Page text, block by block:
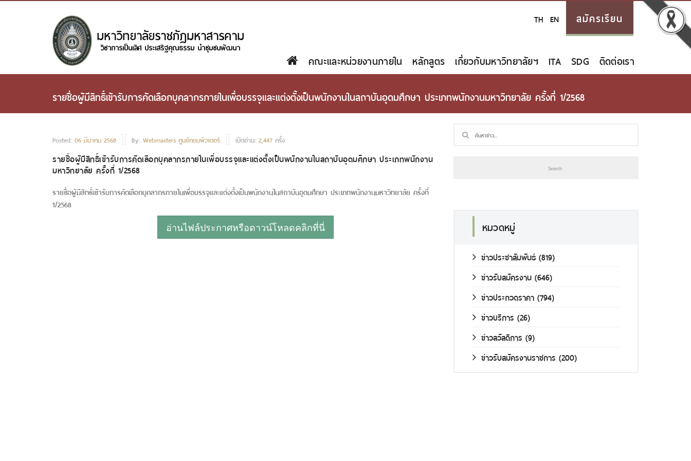
TH EN สมัครเรียน
คณะและหน่วยงานภายใน หลักสูตร เกี่ยวกับมหาวิทยาลัยฯ ITA SDG ติดต่อเรา
รายชื่อผู้มีสิทธิ์เข้ารับการคัดเลือกบุคลากรภายในเพื่อบรรจุและแต่งตั้งเป็นพนักงานในสถาบันอุดมศึกษา ประเภทพนักงานมหาวิทยาลัย ครั้งที่ 1/2568
Posted: 06 มีนาคม 2568 By: Webmasters ศูนย์คอมพิวเตอร์ เปิดอ่าน: 2,447 ครั้ง
รายชื่อผู้มีสิทธิ์เข้ารับการคัดเลือกบุคลากรภายในเพื่อบรรจุและแต่งตั้งเป็นพนักงานในสถาบันอุดมศึกษา ประเภทพนักงาน
มหาวิทยาลัย ครั้งที่ 1/2568
รายชื่อผู้มีสิทธิ์เข้ารับการคัดเลือกบุคลากรภายในเพื่อบรรจุและแต่งตั้งเป็นพนักงานในสถาบันอุดมศึกษา ประเภทพนักงานมหาวิทยาลัย ครั้งที่
1/2568
อ่านไฟล์ประกาศหรือดาวน์โหลดคลิกที่นี่ หมวดหมู่
ข่าวประชาสัมพันธ์ (819)
ข่าวรับสมัครงาน (646)
ข่าวประกวดราคา (794)
ข่าวบริการ (26)
ข่าวสวัสดิการ (9)
ข่าวรับสมัครงานราชการ (200)